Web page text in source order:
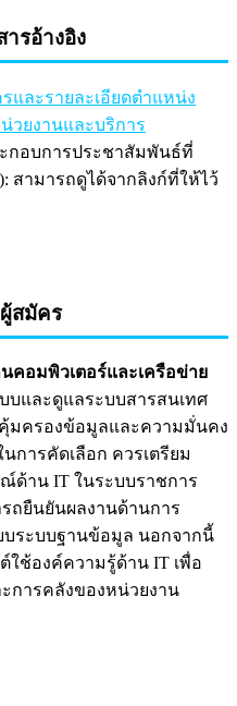
รอ้างอิง
และรายละเอียดตำแหน่ง
วยงานและบริการ
กอบการประชาสัมพันธ์ที่
สามารถดูได้จากลิงก์ที่ให้ไว้
สมัคร
คอมพิวเตอร์และเครือข่าย
และดูแลระบบสารสนเทศ
มครองข้อมูลและความมั่นคง
การคัดเลือก ควรเตรียม
ด้าน IT ในระบบราชการ
ถยืนยันผลงานด้านการ
ระบบฐานข้อมูล นอกจากนี้
ใช้องค์ความรู้ด้าน IT เพื่อ
การคลังของหน่วยงาน